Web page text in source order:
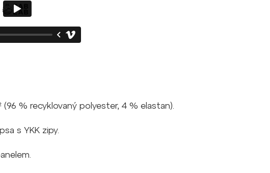
% recyklovaný polyester, 4 % elastan).
s YKK zipy.